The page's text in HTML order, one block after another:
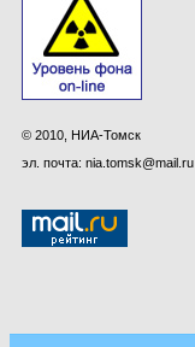
© 2010, НИА-Томск
эл. почта: nia.tomsk@mail.ru